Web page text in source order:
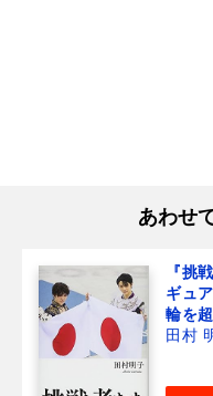
あわせ
『挑
ギュ
輪を
田村